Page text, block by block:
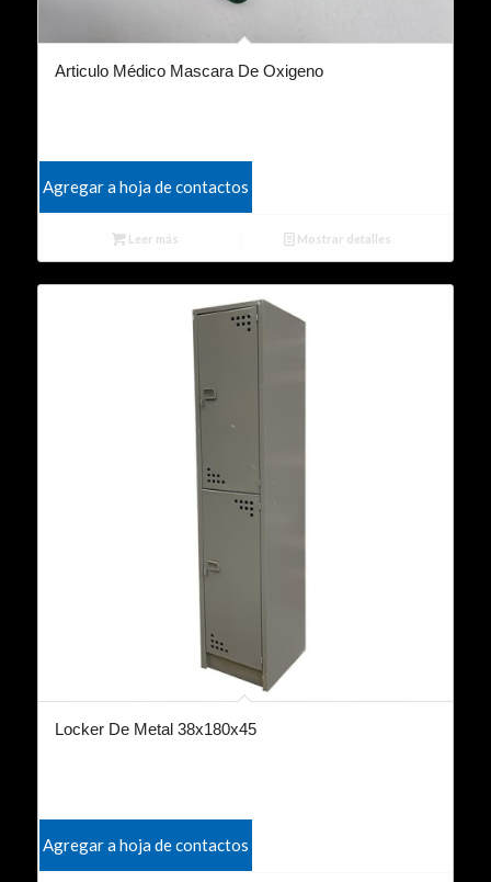
Articulo Médico Mascara De Oxigeno
Agregar a hoja de contactos
Leer más Mostrar detalles
Locker De Metal 38x180x45
Agregar a hoja de contactos